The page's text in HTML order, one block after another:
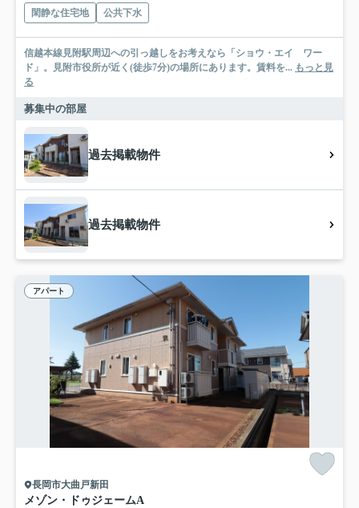
閑静な住宅地 公共下水
信越本線見附駅周辺への引っ越しをお考えなら「ショウ・エイ ワー
ド」。見附市役所が近く(徒歩7分)の場所にあります。賃料を... もっと見
る
募集中の部屋
過去掲載物件
過去掲載物件
アパート
長岡市大曲戸新田
メゾン・ドゥジェームA